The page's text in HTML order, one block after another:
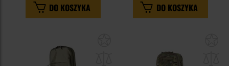
DO KOSZYKA DO KOSZYKA